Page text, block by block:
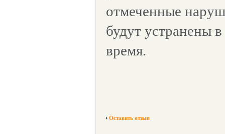
отмеченные
будут устранены
время.
Оставить отзыв